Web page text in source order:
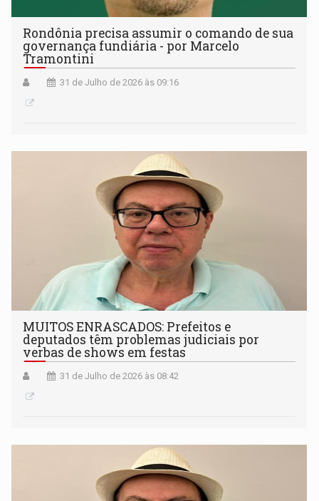
Rondônia precisa assumir o comando de sua
governança fundiária - por Marcelo
Tramontini
31 de Julho de 2026 às 09:16
MUITOS ENRASCADOS: Prefeitos e
deputados têm problemas judiciais por
verbas de shows em festas
31 de Julho de 2026 às 08:42